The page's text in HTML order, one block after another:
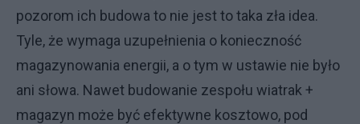
pozorom ich budowa to nie jest to taka zła idea.
Tyle, że wymaga uzupełnienia o konieczność
magazynowania energii, a o tym w ustawie nie było
ani słowa. Nawet budowanie zespołu wiatrak +
magazyn może być efektywne kosztowo, pod